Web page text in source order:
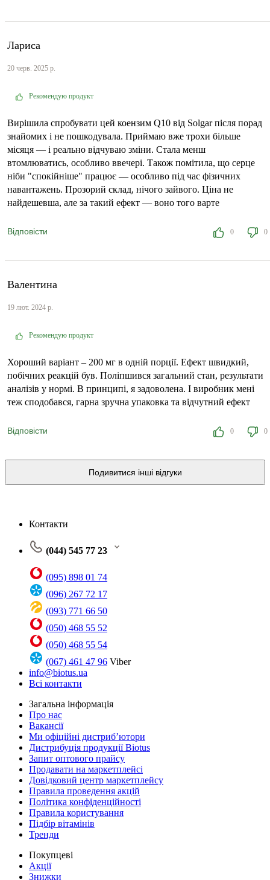
Лариса
20 черв. 2025 р.
Рекомендую продукт
Вирішила спробувати цей коензим Q10 від Solgar після порад
знайомих і не пошкодувала. Приймаю вже трохи більше
місяця — і реально відчуваю зміни. Стала менш
втомлюватись, особливо ввечері. Також помітила, що серце
ніби "спокійніше" працює — особливо під час фізичних
навантажень. Прозорий склад, нічого зайвого. Ціна не
найдешевша, але за такий ефект — воно того варте
Відповісти 0 0
Валентина
19 лют. 2024 р.
Рекомендую продукт
Хороший варіант – 200 мг в одній порції. Ефект швидкий,
побічних реакцій був. Поліпшився загальний стан, результати
аналізів у нормі. В принципі, я задоволена. І виробник мені
теж сподобався, гарна зручна упаковка та відчутний ефект
Відповісти 0 0
Подивитися інші відгуки
Контакти
(044) 545 77 23
(095) 898 01 74
(096) 267 72 17
(093) 771 66 50
(050) 468 55 52
(050) 468 55 54
(067) 461 47 96 Viber
info@biotus.ua
Всі контакти
Загальна інформація
Про нас
Вакансії
Ми офіційні дистриб’ютори
Дистрибуція продукції Biotus
Запит оптового прайсу
Продавати на маркетплейсі
Довідковий центр маркетплейсу
Правила проведення акцій
Політика конфіденційності
Правила користування
Підбір вітамінів
Тренди
Покупцеві
Акції
Знижки